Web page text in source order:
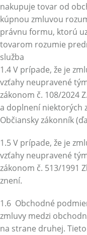
nakupuje tovar od
kúpnou zmluvou
právnu formu, ktorú
tovarom rozumie
služba
1.4 V prípade, že je
vzťahy neupravené
zákonom č. 108/2024
a doplnení niektorých
Občiansky zákonník
1.5 V prípade, že je
vzťahy neupravené
zákonom č. 513/1991
znení.
1.6 Obchodné
zmluvy medzi
na strane druhej.